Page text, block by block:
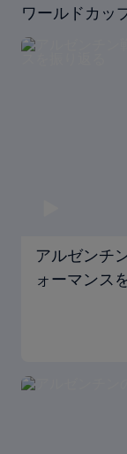
ワールドカッ
アルゼンチ
ォーマンス